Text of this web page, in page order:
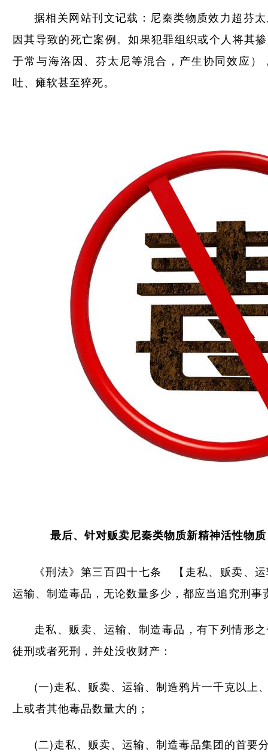
据相关网站刊文记载：尼秦类物质效力超芬
因其导致的死亡案例。如果犯罪组织或个人将其
于常与海洛因、芬太尼等混合，产生协同效应
吐、瘫软甚至猝死。
最后、针对贩卖尼秦类物质新精神活性物
《刑法》第三百四十七条 【走私、贩卖、
运输、制造毒品，无论数量多少，都应当追究刑事
走私、贩卖、运输、制造毒品，有下列情形
徒刑或者死刑，并处没收财产：
(一)走私、贩卖、运输、制造鸦片一千克以上
上或者其他毒品数量大的；
(二)走私、贩卖、运输、制造毒品集团的首要